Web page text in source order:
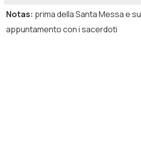
Notas: prima della Santa Messa e su
appuntamento con i sacerdoti